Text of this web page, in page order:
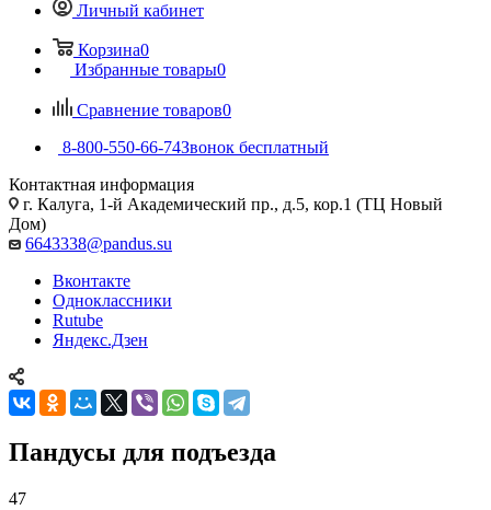
Личный кабинет
Корзина0
Избранные товары0
Сравнение товаров0
8-800-550-66-74Звонок бесплатный
Контактная информация
г. Калуга, 1-й Академический пр., д.5, кор.1 (ТЦ Новый
Дом)
6643338@pandus.su
Вконтакте
Одноклассники
Rutube
Яндекс.Дзен
Пандусы для подъезда
47